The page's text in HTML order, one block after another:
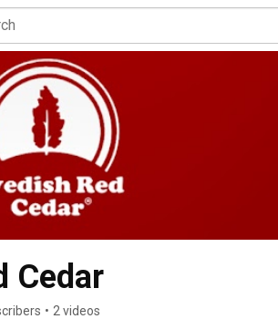
Cedar
• 2 videos